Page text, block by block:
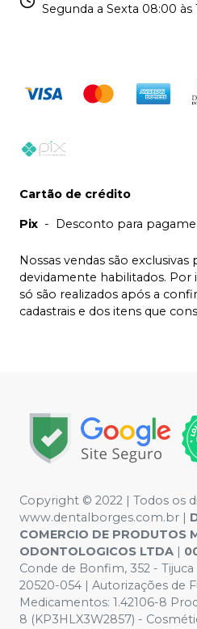
Segunda a Sexta 08:00 às
Cartão de crédito
Pix - Desconto para
Nossas vendas são
devidamente habilitados.
só são realizados após a
cadastrais e dos itens que
Copyright © 2022 | Todos os
www.dentalborges.com.br |
COMERCIO DE PRODUTOS
ODONTOLOGICOS LTDA |
Conde de Bonfim, 352 -
20520-054 | Autorizações de
Medicamentos: 1.42106-8
8 (KP3HLX3W2857) -